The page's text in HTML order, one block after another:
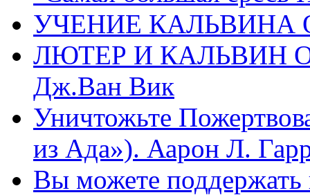
УЧЕНИЕ КАЛЬВИНА
ЛЮТЕР И КАЛЬВИН
Дж.Ван Вик
Уничтожьте
из Ада»). Аарон Л.
Вы можете